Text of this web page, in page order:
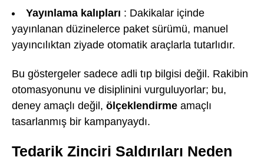
Yayınlama kalıpları : Dakikalar içinde
yayınlanan düzinelerce paket sürümü, manuel
yayıncılıktan ziyade otomatik araçlarla tutarlıdır.
Bu göstergeler sadece adli tıp bilgisi değil. Rakibin
otomasyonunu ve disiplinini vurguluyorlar; bu,
deney amaçlı değil, ölçeklendirme amaçlı
tasarlanmış bir kampanyaydı.
Tedarik Zinciri Saldırıları Neden